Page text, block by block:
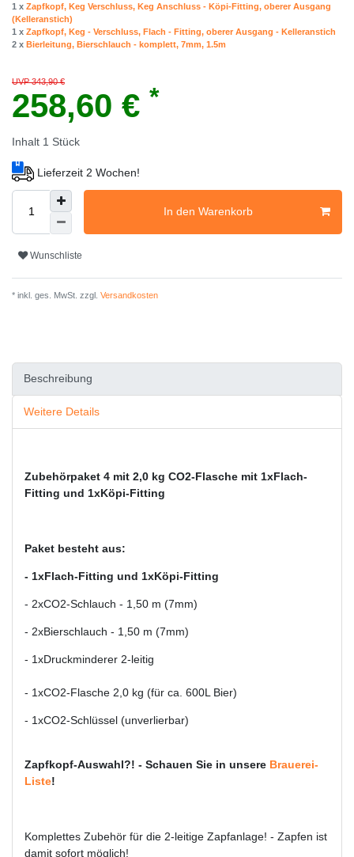
1 x Zapfkopf, Keg Verschluss, Keg Anschluss - Köpi-Fitting, oberer Ausgang
(Kelleranstich)
1 x Zapfkopf, Keg - Verschluss, Flach - Fitting, oberer Ausgang - Kelleranstich
2 x Bierleitung, Bierschlauch - komplett, 7mm, 1.5m
UVP 343,90 €
258,60 € *
Inhalt 1 Stück
Lieferzeit 2 Wochen!
In den Warenkorb
Wunschliste
* inkl. ges. MwSt. zzgl. Versandkosten
Beschreibung
Weitere Details
Zubehörpaket 4 mit 2,0 kg CO2-Flasche mit 1xFlach-
Fitting und 1xKöpi-Fitting
Paket besteht aus:
- 1xFlach-Fitting und 1xKöpi-Fitting
- 2xCO2-Schlauch - 1,50 m (7mm)
- 2xBierschlauch - 1,50 m (7mm)
- 1xDruckminderer 2-leitig
- 1xCO2-Flasche 2,0 kg (für ca. 600L Bier)
- 1xCO2-Schlüssel (unverlierbar)
Zapfkopf-Auswahl?! - Schauen Sie in unsere Brauerei-
Liste!
Komplettes Zubehör für die 2-leitige Zapfanlage! - Zapfen ist
damit sofort möglich!